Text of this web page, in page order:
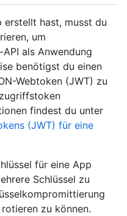
erstellt hast, musst du
um
als Anwendung
benötigst du einen
Webtoken (JWT) zu
findest du unter
(JWT) für eine
für eine App
Schlüssel zu
zu können.